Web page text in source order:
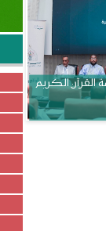
القرآن الكريم